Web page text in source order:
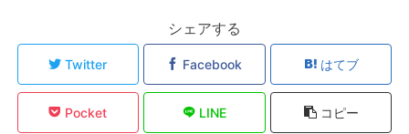
シェアする
Twitter Facebook はてブ
Pocket LINE コピー